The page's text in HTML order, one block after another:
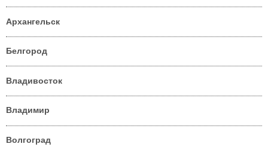
Архангельск
Белгород
Владивосток
Владимир
Волгоград